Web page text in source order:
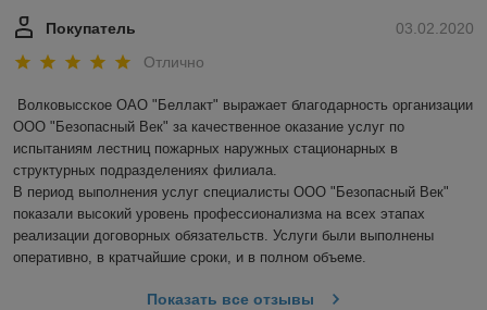
03.02.2020
Покупатель
Отлично
Волковысское ОАО "Беллакт" выражает благодарность организации
ООО "Безопасный Век" за качественное оказание услуг по
испытаниям лестниц пожарных наружных стационарных в
структурных подразделениях филиала.
В период выполнения услуг специалисты ООО "Безопасный Век"
показали высокий уровень профессионализма на всех этапах
реализации договорных обязательств. Услуги были выполнены
оперативно, в кратчайшие сроки, и в полном объеме.
Показать все отзывы